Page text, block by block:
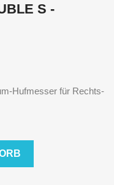
S -
Hufmesser für Rechts-